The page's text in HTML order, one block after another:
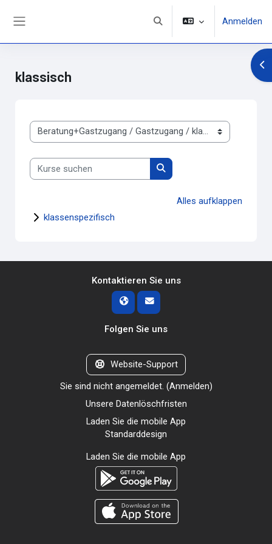
Sucheingabe umschalten
Anmelden
klassisch
Kursbereiche
Kurse suchen
Kurse suchen
Alles aufklappen
klassenspezifisch
Kontaktieren Sie uns
Folgen Sie uns
Website-Support
Sie sind nicht angemeldet. (Anmelden)
Unsere Datenlöschfristen
Laden Sie die mobile App
Standarddesign
Laden Sie die mobile App